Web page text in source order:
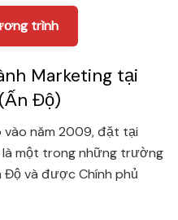
trình
Marketing tại
Độ)
vào năm 2009, đặt tại
là một trong những trường
và được Chính phủ